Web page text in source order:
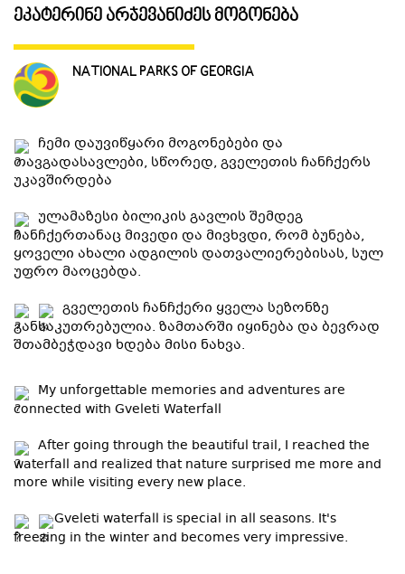
ᲒᲐᲜᲗᲐᲕᲡᲔᲑᲐ ᲓᲐ ᲙᲕᲔᲑᲐ
ᲡᲐᲧᲘᲓᲔᲚᲘ ᲜᲘᲕᲗᲔᲑᲘ
ᲒᲖᲐᲛᲙᲕᲚᲔᲕᲘ
ეკატერინე არჯევანიძეს მოგონება
NATIONAL PARKS OF GEORGIA
ჩემი დაუვიწყარი მოგონებები და
თავგადასავლები, სწორედ, გველეთის ჩანჩქერს
უკავშირდება
ულამაზესი ბილიკის გავლის შემდეგ
ჩანჩქერთანაც მივედი და მივხვდი, რომ ბუნება,
ყოველი ახალი ადგილის დათვალიერებისას, სულ
უფრო მაოცებდა.
გველეთის ჩანჩქერი ყველა სეზონზე
განსაკუთრებულია. ზამთარში იყინება და ბევრად
შთამბეჭდავი ხდება მისი ნახვა.
My unforgettable memories and adventures are
connected with Gveleti Waterfall
After going through the beautiful trail, I reached the
waterfall and realized that nature surprised me more and
more while visiting every new place.
Gveleti waterfall is special in all seasons. It's
freezing in the winter and becomes very impressive.